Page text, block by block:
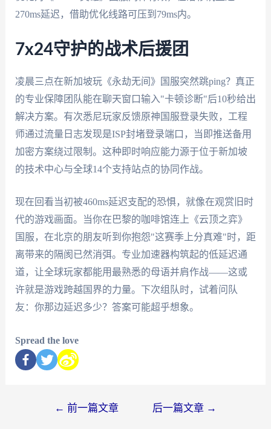
270ms延迟，借助优化线路可压到79ms内。
7x24守护的战术后援团
凌晨三点在新加坡玩《永劫无间》国服突然跳ping？真正
的专业保障团队能在聊天窗口输入"卡顿诊断"后10秒给出
解决方案。有次悉尼玩家反馈原神国服登录失败，工程
师通过流量日志发现是ISP封堵登录端口，当即推送备用
加密方案绕过限制。这种即时响应能力源于位于新加坡
的技术中心与全球14个支持站点的协同作战。
现在回看当初被460ms延迟支配的恐惧，就像在观赏旧时
代的游戏画面。当你在巴黎的咖啡馆连上《云顶之弈》
国服，在北京的朋友听到你抱怨"这赛季上分真难"时，距
离带来的隔阂已然消弭。专业加速器构筑起的低延迟通
道，让全球玩家都能用最熟悉的母语并肩作战——这或
许就是游戏跨越国界的力量。下次组队时，试着问队
友：你那边延迟多少？答案可能超乎想象。
Spread the love
← 前一篇文章 后一篇文章 →